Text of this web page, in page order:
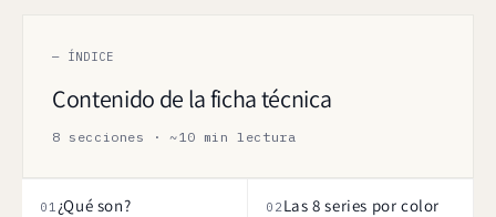
— ÍNDICE
Contenido de la ficha técnica
8 secciones · ~10 min lectura
01 ¿Qué son? 02 Las 8 series por color